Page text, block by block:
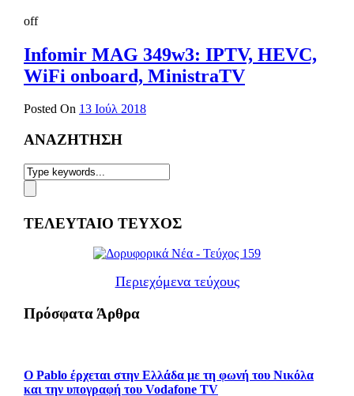
off
Infomir MAG 349w3: IPTV, HEVC,
WiFi onboard, MinistraTV
Posted On 13 Ιούλ 2018
ΑΝΑΖΗΤΗΣΗ
ΤΕΛΕΥΤΑΙΟ ΤΕΥΧΟΣ
Περιεχόμενα τεύχους
Πρόσφατα Άρθρα
Ο Pablo έρχεται στην Ελλάδα με τη φωνή του Νικόλα
και την υπογραφή του Vodafone TV